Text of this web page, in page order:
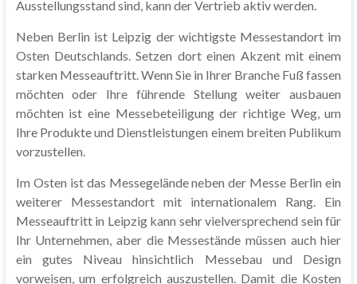
Ausstellungsstand sind, kann der Vertrieb aktiv werden.
Neben Berlin ist Leipzig der wichtigste Messestandort im
Osten Deutschlands. Setzen dort einen Akzent mit einem
starken Messeauftritt. Wenn Sie in Ihrer Branche Fuß fassen
möchten oder Ihre führende Stellung weiter ausbauen
möchten ist eine Messebeteiligung der richtige Weg, um
Ihre Produkte und Dienstleistungen einem breiten Publikum
vorzustellen.
Im Osten ist das Messegelände neben der Messe Berlin ein
weiterer Messestandort mit internationalem Rang. Ein
Messeauftritt in Leipzig kann sehr vielversprechend sein für
Ihr Unternehmen, aber die Messestände müssen auch hier
ein gutes Niveau hinsichtlich Messebau und Design
vorweisen, um erfolgreich auszustellen. Damit die Kosten